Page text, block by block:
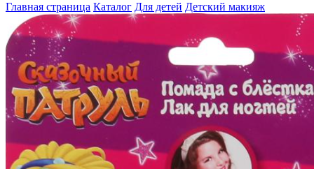
Главная страница Каталог Для детей Детский макияж